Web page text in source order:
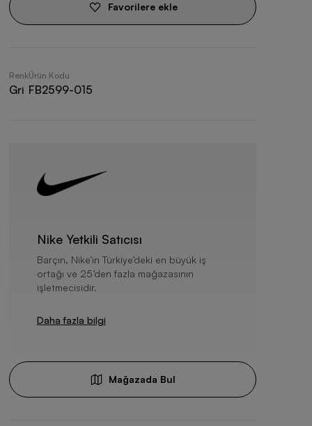
Favorilere ekle
Renk
Gri
Ürün Kodu
FB2599-015
Nike Yetkili Satıcısı
Barçın, Nike’ın Türkiye’deki en büyük iş
ortağı ve 25’den fazla mağazasının
işletmecisidir.
Daha fazla bilgi
Mağazada Bul